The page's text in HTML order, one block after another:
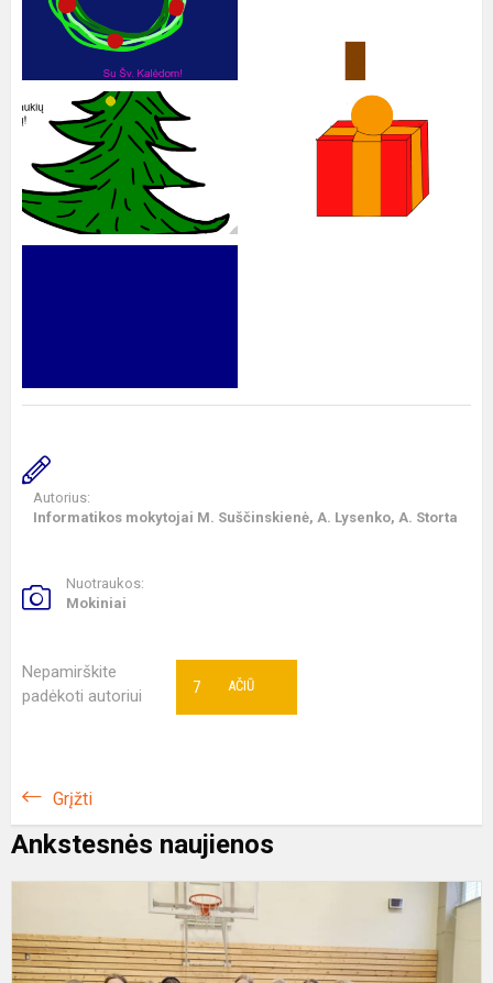
Autorius:
Informatikos mokytojai M. Suščinskienė, A. Lysenko, A. Storta
Nuotraukos:
Mokiniai
Nepamirškite
padėkoti autoriui
AČIŪ
7
Grįžti
Ankstesnės naujienos